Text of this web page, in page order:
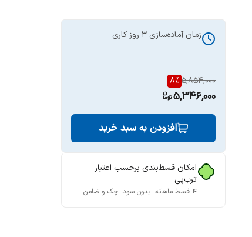
زمان آماده‌سازی 3 روز کاری
5,854,000
8%
5,346,000
افزودن به سبد خرید
امکان قسط‌بندی برحسب اعتبار
ترب‌پی
۴ قسط ماهانه. بدون سود، چک و ضامن.